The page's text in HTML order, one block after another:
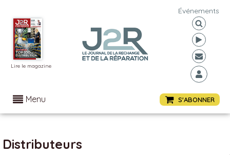
Lire le magazine
Événements
Menu S'ABONNER
Distributeurs